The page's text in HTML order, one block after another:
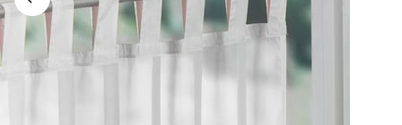
visti